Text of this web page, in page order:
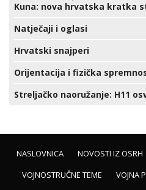
Kuna: nova hrvatska kratka
Natječaji i oglasi
Hrvatski snajperi
Orijentacija i fizička
Streljačko naoružanje: H11
NASLOVNICA NOVOSTI IZ OSRH
VOJNOSTRUČNE TEME
VOJNA